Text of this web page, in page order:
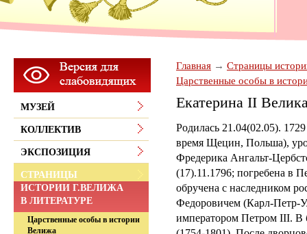
Главная
Страницы
Царственные особы в
Екатерина II
Родилась 21.04(02.05).
время Щецин, Польша),
Фредерика Ангальт-
(17).11.1796; погребена в
обручена с наследником
Федоровичем (Карл-Петр-
императором Петром III. В
МУЗЕЙ
КОЛЛЕКТИВ
ЭКСПОЗИЦИЯ
СТРАНИЦЫ
ИСТОРИИ Г.ВЕЛИЖА
В ЛИТЕРАТУРЕ
Царственные особы в истории
Велижа